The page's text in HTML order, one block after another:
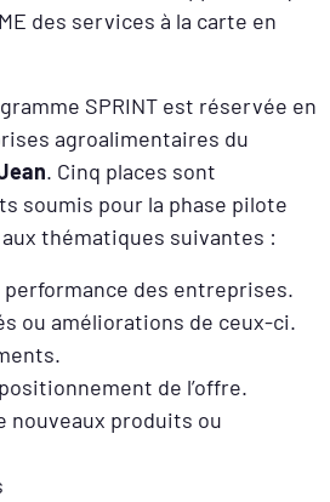
des services à la carte en
SPRINT est réservée en
agroalimentaires du
. Cinq places sont
soumis pour la phase pilote
thématiques suivantes :
des entreprises.
ou améliorations de ceux-ci.
de l’offre.
nouveaux produits ou